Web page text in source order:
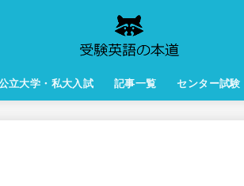
立大学・私大入試 記事一覧 センター試験